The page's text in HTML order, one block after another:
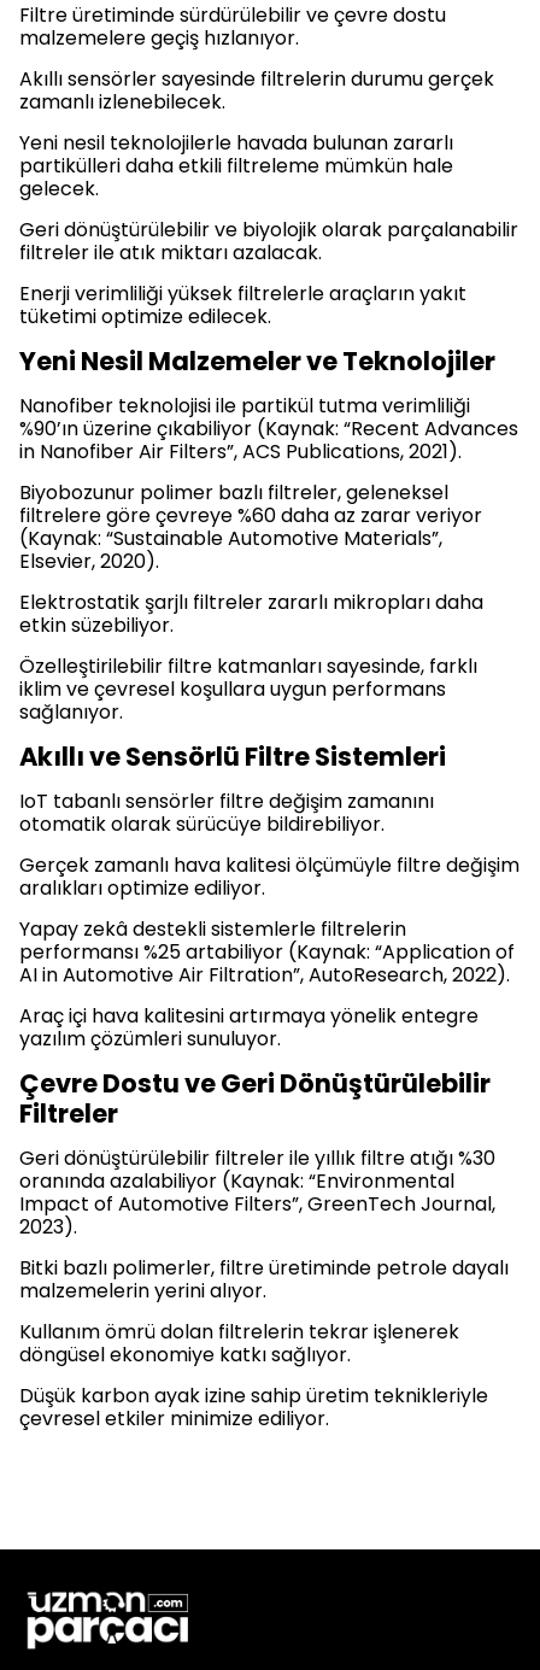
Filtre üretiminde sürdürülebilir ve çevre dostu
malzemelere geçiş hızlanıyor.
Akıllı sensörler sayesinde filtrelerin durumu gerçek
zamanlı izlenebilecek.
Yeni nesil teknolojilerle havada bulunan zararlı
partikülleri daha etkili filtreleme mümkün hale
gelecek.
Geri dönüştürülebilir ve biyolojik olarak parçalanabilir
filtreler ile atık miktarı azalacak.
Enerji verimliliği yüksek filtrelerle araçların yakıt
tüketimi optimize edilecek.
Yeni Nesil Malzemeler ve Teknolojiler
Nanofiber teknolojisi ile partikül tutma verimliliği
%90’ın üzerine çıkabiliyor (Kaynak: “Recent Advances
in Nanofiber Air Filters”, ACS Publications, 2021).
Biyobozunur polimer bazlı filtreler, geleneksel
filtrelere göre çevreye %60 daha az zarar veriyor
(Kaynak: “Sustainable Automotive Materials”,
Elsevier, 2020).
Elektrostatik şarjlı filtreler zararlı mikropları daha
etkin süzebiliyor.
Özelleştirilebilir filtre katmanları sayesinde, farklı
iklim ve çevresel koşullara uygun performans
sağlanıyor.
Akıllı ve Sensörlü Filtre Sistemleri
IoT tabanlı sensörler filtre değişim zamanını
otomatik olarak sürücüye bildirebiliyor.
Gerçek zamanlı hava kalitesi ölçümüyle filtre değişim
aralıkları optimize ediliyor.
Yapay zekâ destekli sistemlerle filtrelerin
performansı %25 artabiliyor (Kaynak: “Application of
AI in Automotive Air Filtration”, AutoResearch, 2022).
Araç içi hava kalitesini artırmaya yönelik entegre
yazılım çözümleri sunuluyor.
Çevre Dostu ve Geri Dönüştürülebilir
Filtreler
Geri dönüştürülebilir filtreler ile yıllık filtre atığı %30
oranında azalabiliyor (Kaynak: “Environmental
Impact of Automotive Filters”, GreenTech Journal,
2023).
Bitki bazlı polimerler, filtre üretiminde petrole dayalı
malzemelerin yerini alıyor.
Kullanım ömrü dolan filtrelerin tekrar işlenerek
döngüsel ekonomiye katkı sağlıyor.
Düşük karbon ayak izine sahip üretim teknikleriyle
çevresel etkiler minimize ediliyor.